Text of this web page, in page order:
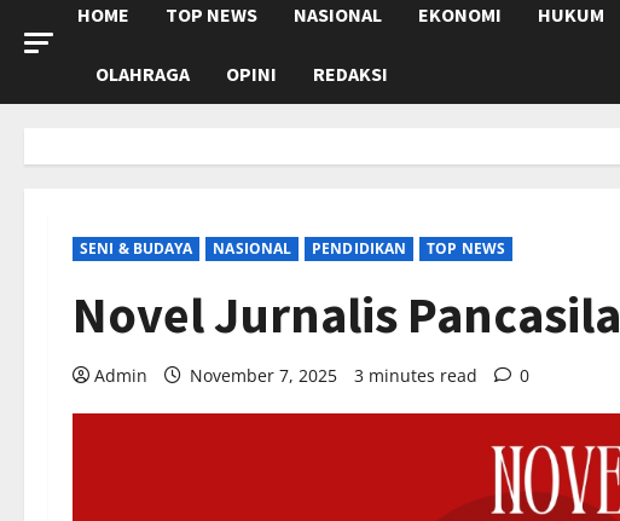
HOME TOP NEWS NASIONAL EKONOMI HUKUM
OLAHRAGA OPINI REDAKSI
SENI & BUDAYA NASIONAL PENDIDIKAN TOP NEWS
Novel Jurnalis Pancasila
Admin November 7, 2025 3 minutes read 0